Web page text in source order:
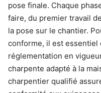
pose finale. Chaque
faire, du premier travail
la pose sur le chantier.
conforme, il est essentiel
réglementation en
charpente adapté à la
charpentier qualifié